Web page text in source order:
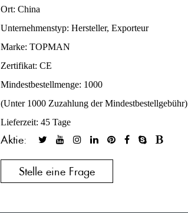
Ort: China
Unternehmenstyp: Hersteller, Exporteur
Marke: TOPMAN
Zertifikat: CE
Mindestbestellmenge: 1000
(Unter 1000 Zuzahlung der Mindestbestellgebühr)
Lieferzeit: 45 Tage
Aktie:
Stelle eine Frage